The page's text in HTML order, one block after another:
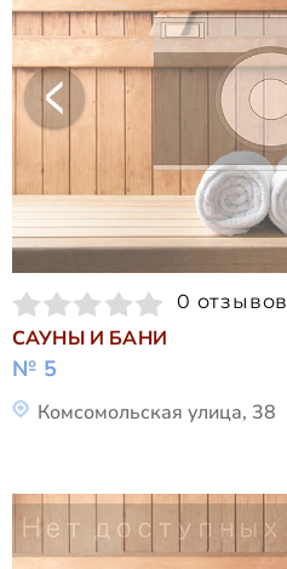
0 отзывов
САУНЫ И БАНИ
№ 5
Комсомольская улица, 38